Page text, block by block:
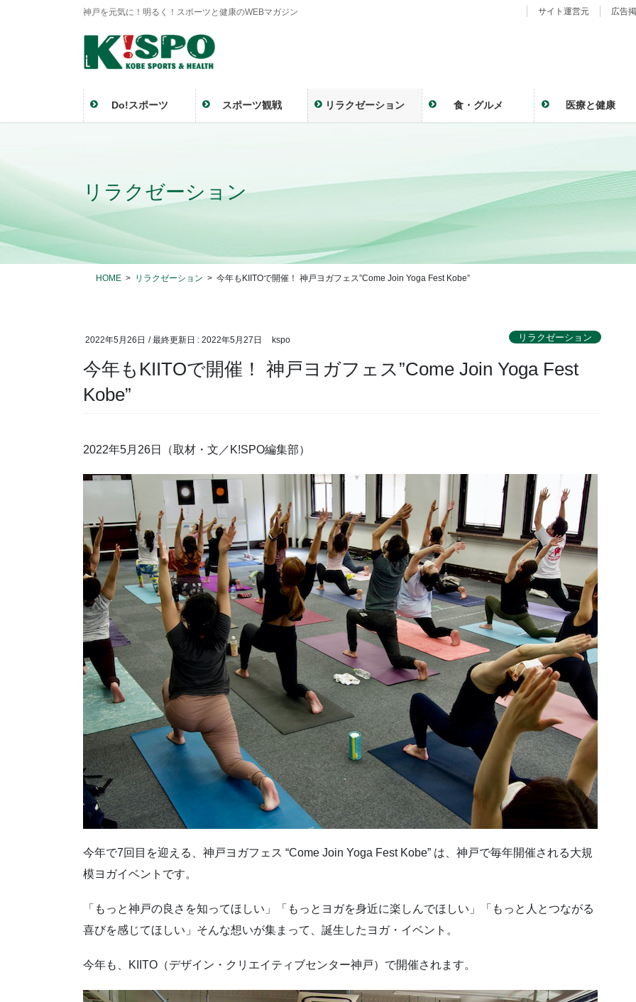
神戸を元気に！明るく！スポーツと健康のWEBマガジン サイト運営元 広告
Do!スポーツ スポーツ観戦 リラクゼーション 食・グルメ 医療と健康
リラクゼーション
HOME リラクゼーション 今年もKIITOで開催！ 神戸ヨガフェス”Come Join Yoga Fest Kobe”
2022年5月26日 / 最終更新日 : 2022年5月27日 kspo リラクゼーション
今年もKIITOで開催！ 神戸ヨガフェス”Come Join Yoga Fest
Kobe”
2022年5月26日（取材・文／K!SPO編集部）
今年で7回目を迎える、神戸ヨガフェス “Come Join Yoga Fest Kobe” は、神戸で毎年開催される大規
模ヨガイベントです。
「もっと神戸の良さを知ってほしい」「もっとヨガを身近に楽しんでほしい」「もっと人とつながる
喜びを感じてほしい」そんな想いが集まって、誕生したヨガ・イベント。
今年も、KIITO（デザイン・クリエイティブセンター神戸）で開催されます。